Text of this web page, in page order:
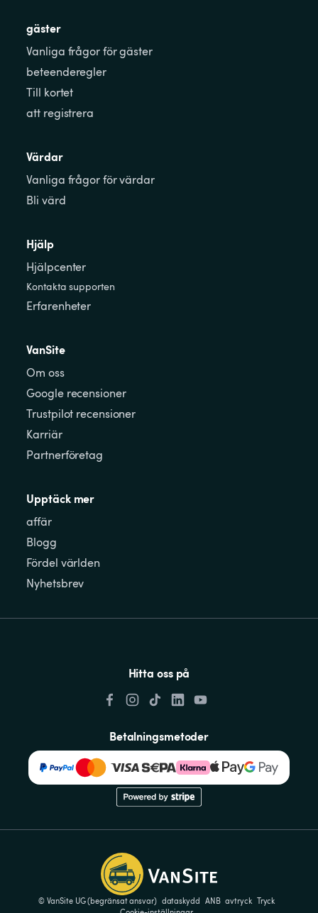
gäster
Vanliga frågor för gäster
beteenderegler
Till kortet
att registrera
Värdar
Vanliga frågor för värdar
Bli värd
Hjälp
Hjälpcenter
Kontakta supporten
Erfarenheter
VanSite
Om oss
Google recensioner
Trustpilot recensioner
Karriär
Partnerföretag
Upptäck mer
affär
Blogg
Fördel världen
Nyhetsbrev
Hitta oss på
Betalningsmetoder
© VanSite UG (begränsat ansvar) dataskydd ANB avtryck Tryck